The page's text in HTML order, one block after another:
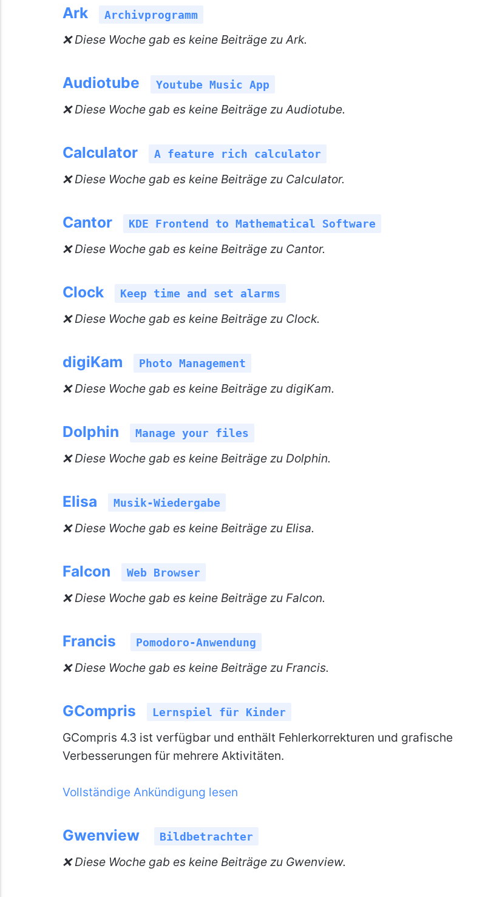
Ark Archivprogramm
❌ Diese Woche gab es keine Beiträge zu Ark.
Audiotube Youtube Music App
❌ Diese Woche gab es keine Beiträge zu Audiotube.
Calculator A feature rich calculator
❌ Diese Woche gab es keine Beiträge zu Calculator.
Cantor KDE Frontend to Mathematical Software
❌ Diese Woche gab es keine Beiträge zu Cantor.
Clock Keep time and set alarms
❌ Diese Woche gab es keine Beiträge zu Clock.
digiKam Photo Management
❌ Diese Woche gab es keine Beiträge zu digiKam.
Dolphin Manage your files
❌ Diese Woche gab es keine Beiträge zu Dolphin.
Elisa Musik-Wiedergabe
❌ Diese Woche gab es keine Beiträge zu Elisa.
Falcon Web Browser
❌ Diese Woche gab es keine Beiträge zu Falcon.
Francis Pomodoro-Anwendung
❌ Diese Woche gab es keine Beiträge zu Francis.
GCompris Lernspiel für Kinder
GCompris 4.3 ist verfügbar und enthält Fehlerkorrekturen und grafische
Verbesserungen für mehrere Aktivitäten.
Vollständige Ankündigung lesen
Gwenview Bildbetrachter
❌ Diese Woche gab es keine Beiträge zu Gwenview.